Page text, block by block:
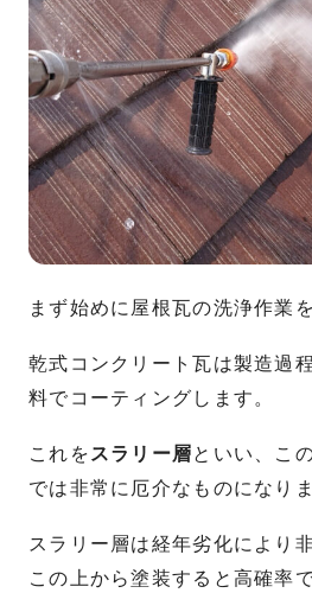
まず始めに屋根瓦の洗浄作業
乾式コンクリート瓦は製造過
料でコーティングします。
これをスラリー層といい、こ
では非常に厄介なものになりま
スラリー層は経年劣化により
この上から塗装すると高確率